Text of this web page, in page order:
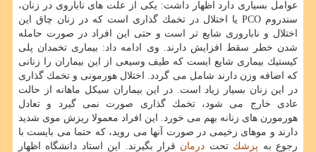
عوامل بسیاری دارد اظهار داشت: یكی از علت های ناباروی در زنان،
سندروم PCO یا اختلال در تخمك گذاری است كه در زنان چاق این
اختلال و ناباروری شایع تر است و حتی این افراد در صورت حامله
شدن خطر سقط افزایش دارند. وی ادامه داد: بیماری تخمدان پلی
كیستیك بیماری شایع ایست كه طیف وسیعی از این بیماران را زنانی
كه اضافه وزن دارند شامل می گردد. اختلال هورمونی و تخمك گذاری
در این زنان بسیار زیاد است. در این بیماران سیكل ماهانه از حالت
عادی خارج می شود، تخمك گذاری صورت نمی گیرد و تعادل
هورمورن های زنانه بهم می خورد. این افراد معمولا ریزش موی شدید
دارند و موهای زخیمی در صورت آنها می روید، كه حتما می بایست با
رجوع به پزشك تحت درمان قرار بگیرند. این استاد دانشگاه اظهار